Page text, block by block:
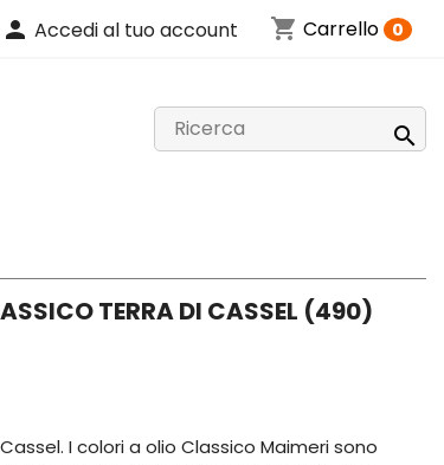
person Accedi al tuo account shopping_cart Carrello 0

TERRA DI CASSEL (490)
I colori a olio Classico Maimeri sono